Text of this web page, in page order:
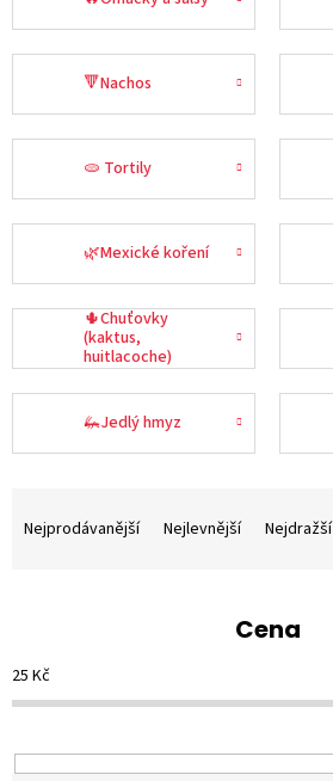
🔻Nachos
🫓 Tortily
🌿Mexické koření
🌵Chuťovky
(kaktus,
huitlacoche)
🦗Jedlý hmyz
a
r
o
u
Nejprodávanější Nejlevnější Nejdražší
Cena
25 Kč